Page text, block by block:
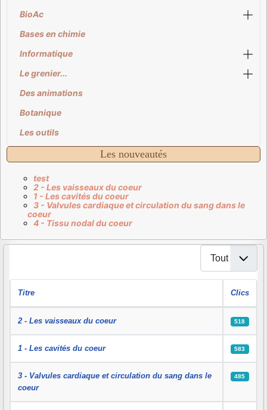
BioAc
Bases en chimie
Informatique
Le grenier...
Des animations
Botanique
Les outils
Les nouveautés
test
2 - Les vaisseaux du coeur
1 - Les cavités du coeur
3 - Valvules cardiaque et circulation du sang dans le
coeur
4 - Tissu nodal du coeur
Affichage #
Titre Clics
2 - Les vaisseaux du coeur 518
1 - Les cavités du coeur 583
3 - Valvules cardiaque et circulation du sang dans le
coeur
485